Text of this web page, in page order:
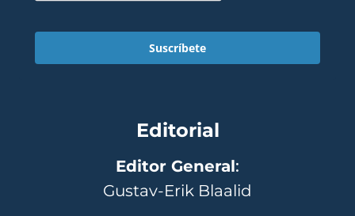
Suscríbete
Editorial
Editor General:
Gustav-Erik Blaalid